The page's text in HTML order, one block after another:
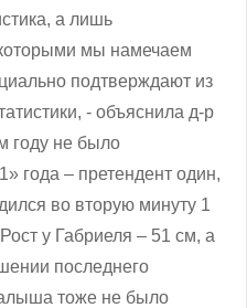
а лишь
мы намечаем
подтверждают из
- объяснила д-р
году не было
года – претендент один,
во вторую минуту 1
у Габриеля – 51 см, а
последнего
тоже не было